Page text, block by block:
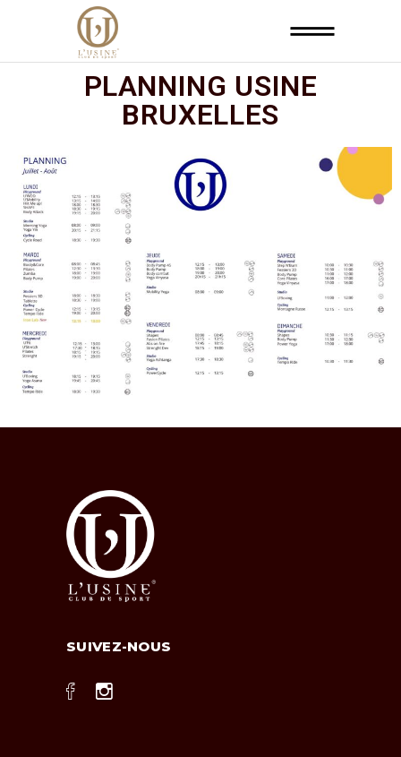
PLANNING USINE
BRUXELLES
SUIVEZ-NOUS